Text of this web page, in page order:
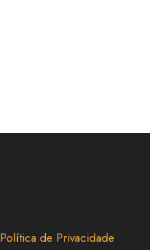
Política de Privacidade